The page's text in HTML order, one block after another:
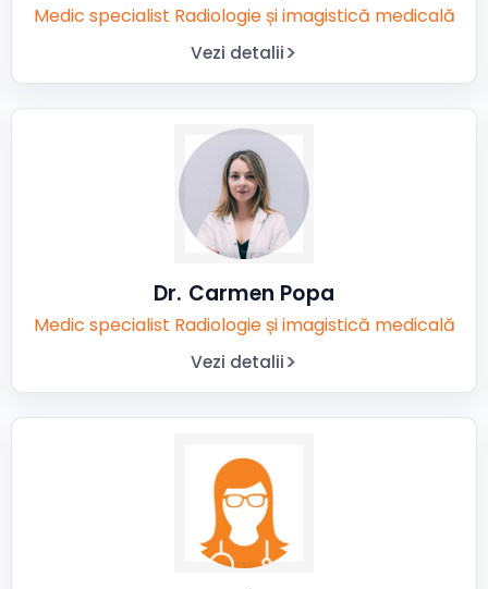
Medic specialist Radiologie și imagistică medicală
Vezi detalii
Dr. Carmen Popa
Medic specialist Radiologie și imagistică medicală
Vezi detalii